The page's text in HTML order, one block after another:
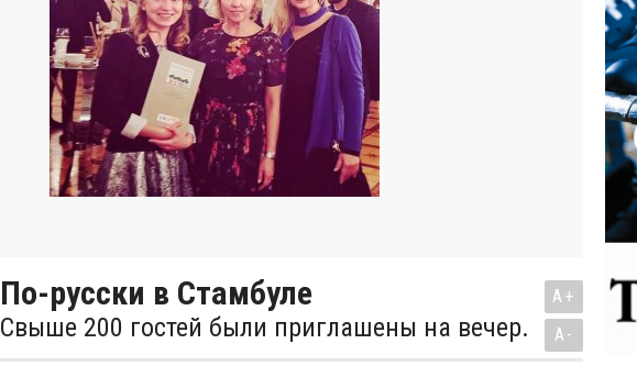
По-русски в Стамбуле
Свыше 200 гостей были приглашены на вечер.
A+
A-